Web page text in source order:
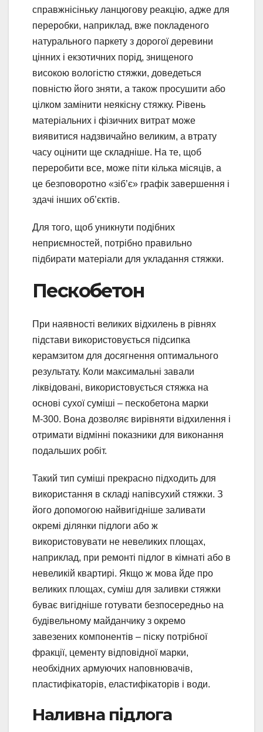
справжнісіньку ланцюгову реакцію, адже для
переробки, наприклад, вже покладеного
натурального паркету з дорогої деревини
цінних і екзотичних порід, знищеного
високою вологістю стяжки, доведеться
повністю його зняти, а також просушити або
цілком замінити неякісну стяжку. Рівень
матеріальних і фізичних витрат може
виявитися надзвичайно великим, а втрату
часу оцінити ще складніше. На те, щоб
переробити все, може піти кілька місяців, а
це безповоротно «зіб’є» графік завершення і
здачі інших об’єктів.
Для того, щоб уникнути подібних
неприємностей, потрібно правильно
підбирати матеріали для укладання стяжки.
Пескобетон
При наявності великих відхилень в рівнях
підстави використовується підсипка
керамзитом для досягнення оптимального
результату. Коли максимальні завали
ліквідовані, використовується стяжка на
основі сухої суміші – пескобетона марки
М-300. Вона дозволяє вирівняти відхилення і
отримати відмінні показники для виконання
подальших робіт.
Такий тип суміші прекрасно підходить для
використання в складі напівсухий стяжки. З
його допомогою найвигідніше заливати
окремі ділянки підлоги або ж
використовувати не невеликих площах,
наприклад, при ремонті підлог в кімнаті або в
невеликій квартирі. Якщо ж мова йде про
великих площах, суміш для заливки стяжки
буває вигідніше готувати безпосередньо на
будівельному майданчику з окремо
завезених компонентів – піску потрібної
фракції, цементу відповідної марки,
необхідних армуючих наповнювачів,
пластифікаторів, еластифікаторів і води.
Наливна підлога